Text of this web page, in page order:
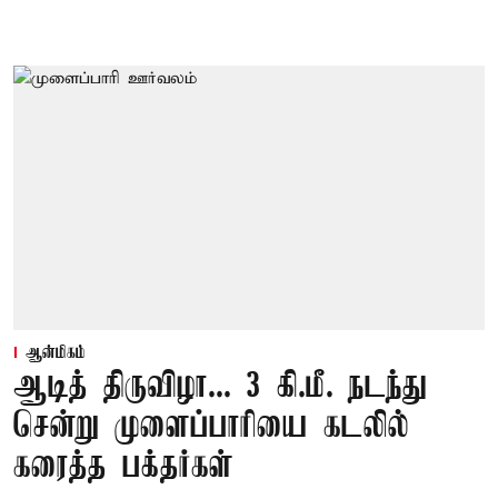
ஆன்மிகம்
ஆடித் திருவிழா... 3 கி.மீ. நடந்து
சென்று முளைப்பாரியை கடலில்
கரைத்த பக்தர்கள்